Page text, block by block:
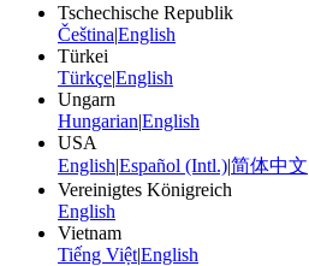
Tschechische Republik
Čeština|English
Türkei
Türkçe|English
Ungarn
Hungarian|English
USA
English|Español (Intl.)|简体中文
Vereinigtes Königreich
English
Vietnam
Tiếng Việt|English